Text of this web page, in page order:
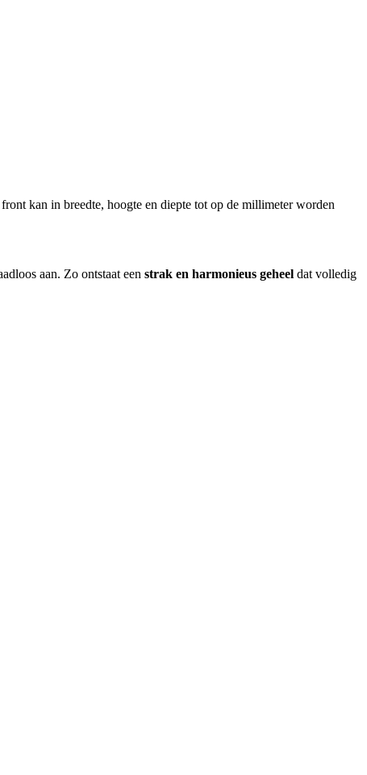
kan in breedte, hoogte en diepte tot op de millimeter worden
aan. Zo ontstaat een strak en harmonieus geheel dat volledig